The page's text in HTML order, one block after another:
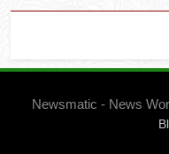
Newsmatic - News